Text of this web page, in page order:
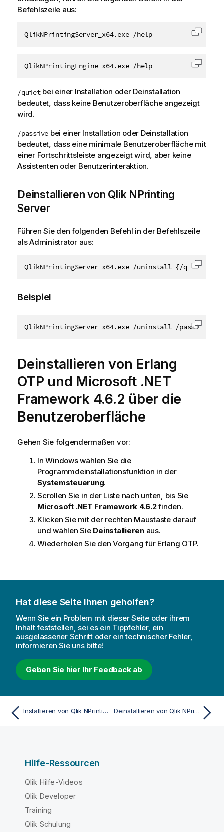
Befehlszeile aus:
QlikNPrintingServer_x64.exe /help Code
QlikNPrintingEngine_x64.exe /help Code
/quietbei einer Installation oder Deinstallation
bedeutet, dass keine Benutzeroberfläche angezeigt
wird.
/passive bei einer Installation oder Deinstallation
bedeutet, dass eine minimale Benutzeroberfläche mit
einer Fortschrittsleiste angezeigt wird, aber keine
Assistenten oder Benutzerinteraktion.
Deinstallieren von Qlik NPrinting
Server
Führen Sie den folgenden Befehl in der Befehlszeile
als Administrator aus:
QlikNPrintingServer_x64.exe /uninstall {/quiet|/
Code
Beispiel
QlikNPrintingServer_x64.exe /uninstall /passiveCode
Deinstallieren von Erlang
OTP und Microsoft .NET
Framework 4.6.2 über die
Benutzeroberfläche
Gehen Sie folgendermaßen vor:
InWindowswählen Sie die
Programmdeinstallationsfunktion in der
Systemsteuerung.
Scrollen Sie in der Liste nach unten, bis Sie
Microsoft .NET Framework 4.6.2finden.
Klicken Sie mit der rechten Maustaste darauf
und wählen Sie Deinstallierenaus.
Wiederholen Sie den Vorgang für Erlang OTP.
Hat diese Seite Ihnen geholfen?
Wenn Sie ein Problem mit dieser Seite oder ihrem
Inhalt feststellen, sei es ein Tippfehler, ein
ausgelassener Schritt oder ein technischer Fehler,
informieren Sie uns bitte!
Geben Sie hier Ihr Feedback ab
Installieren von Qlik NPrinting und Qlik Sense auf demselben Computer Deinstallieren von Qlik NPrinting Engine
Hilfe-Ressourcen
Qlik Hilfe-Videos
Qlik Developer
Training
Qlik Schulung